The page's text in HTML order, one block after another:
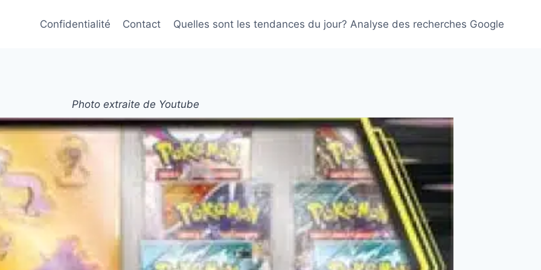
Confidentialité Contact Quelles sont les tendances du jour? Analyse des recherches Google
Photo extraite de Youtube